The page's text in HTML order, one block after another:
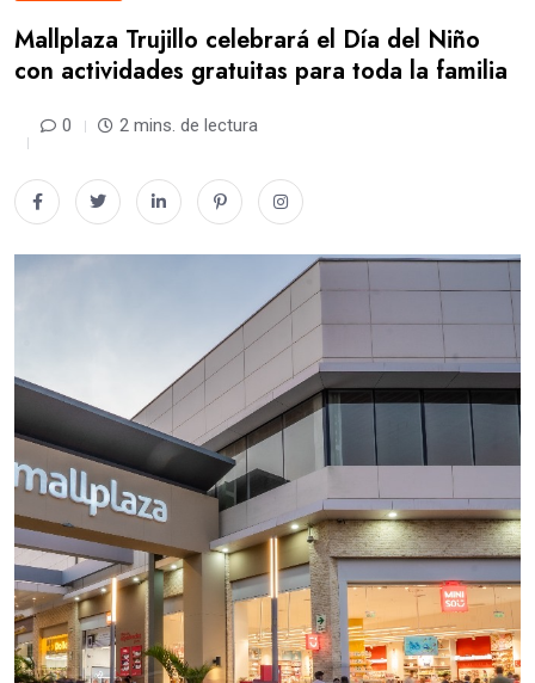
Mallplaza Trujillo celebrará el Día del Niño
con actividades gratuitas para toda la familia
0 2 mins. de lectura